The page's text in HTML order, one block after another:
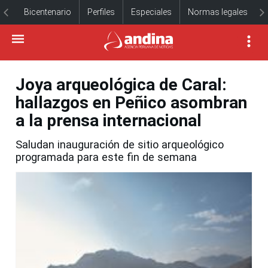
Bicentenario Perfiles Especiales Normas legales
Joya arqueológica de Caral:
hallazgos en Peñico asombran
a la prensa internacional
Saludan inauguración de sitio arqueológico
programada para este fin de semana